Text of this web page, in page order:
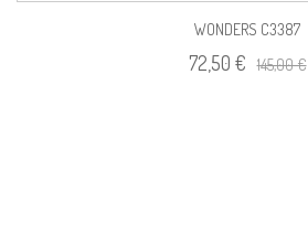
WONDERS C3387
72,50 € 145,00 €